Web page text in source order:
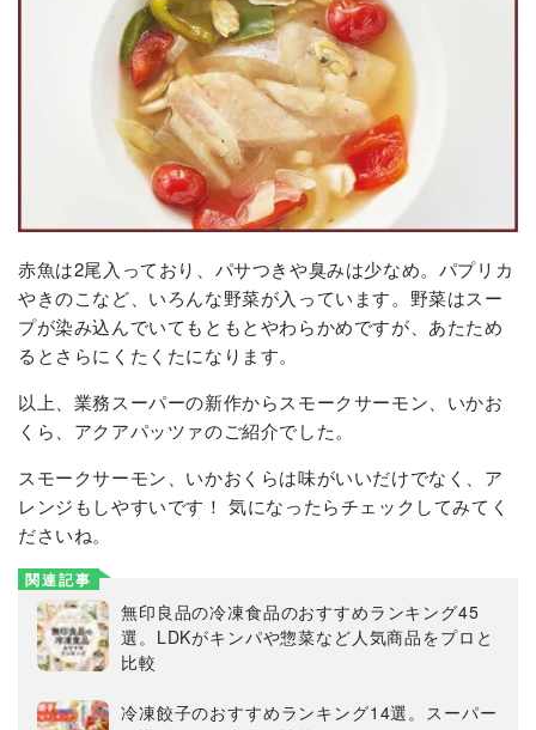
赤魚は2尾入っており、パサつきや臭みは少なめ。パプリカ
やきのこなど、いろんな野菜が入っています。野菜はスー
プが染み込んでいてもともとやわらかめですが、あたため
るとさらにくたくたになります。
以上、業務スーパーの新作からスモークサーモン、いかお
くら、アクアパッツァのご紹介でした。
スモークサーモン、いかおくらは味がいいだけでなく、ア
レンジもしやすいです！ 気になったらチェックしてみてく
ださいね。
関連記事
無印良品の冷凍食品のおすすめランキング45
選。LDKがキンパや惣菜など人気商品をプロと
比較
冷凍餃子のおすすめランキング14選。スーパー